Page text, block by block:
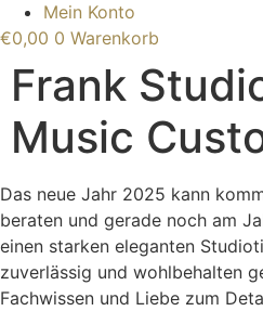
Mein Konto
€0,00 0 Warenkorb
Frank
Music
Das neue Jahr 2025 kann
beraten und gerade noch am
einen starken eleganten
zuverlässig und wohlbehalten
Fachwissen und Liebe zum